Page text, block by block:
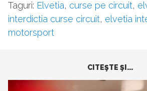
Taguri: Elvetia, curse pe circuit,
interdictia curse circuit, elvetia
motorsport
CITEŞTE ŞI...